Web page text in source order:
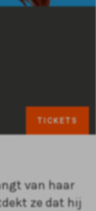
TICKETS
van haar
ze dat hij